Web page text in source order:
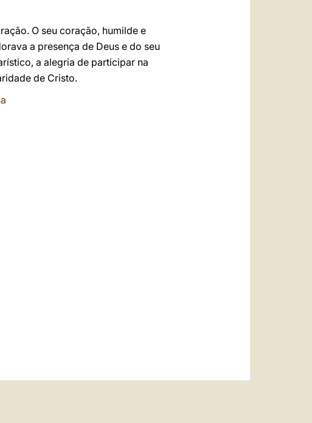
O seu coração, humilde e
a presença de Deus e do seu
a alegria de participar na
de Cristo.